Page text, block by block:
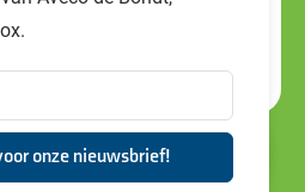
Cookiebeleid